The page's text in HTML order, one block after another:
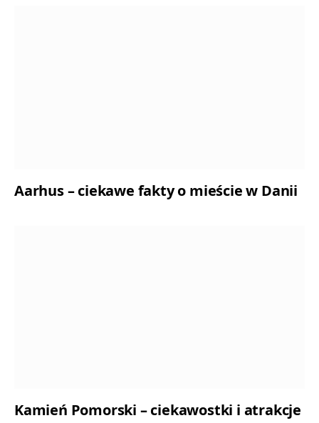
Aarhus – ciekawe fakty o mieście w Danii
Kamień Pomorski – ciekawostki i atrakcje